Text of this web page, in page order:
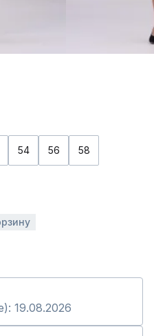
54 56 58
19.08.2026